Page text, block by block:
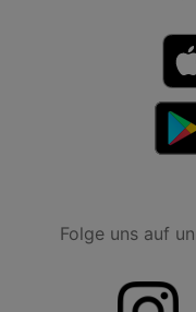
Folge uns auf